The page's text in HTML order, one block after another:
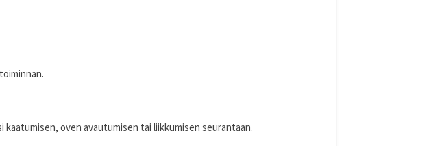
oven avautumisen tai liikkumisen seurantaan.